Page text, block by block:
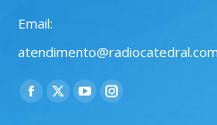
Email:
Encontre-nos em:
Facebook
X
YouTubeInstagram